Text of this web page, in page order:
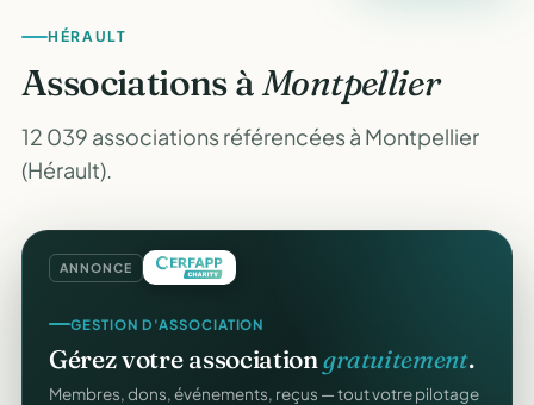
HÉRAULT
Associations àMontpellier
12 039 associations référencées à Montpellier
(Hérault).
ANNONCE
GESTION D'ASSOCIATION
Gérez votre associationgratuitement.
Membres, dons, événements, reçus — tout votre pilotage